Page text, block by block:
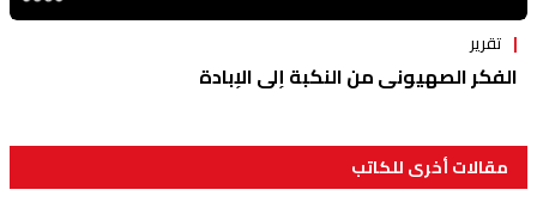
تقرير
الفكر الصهيوني من النكبة إلى الإبادة
مقالات أخرى للكاتب